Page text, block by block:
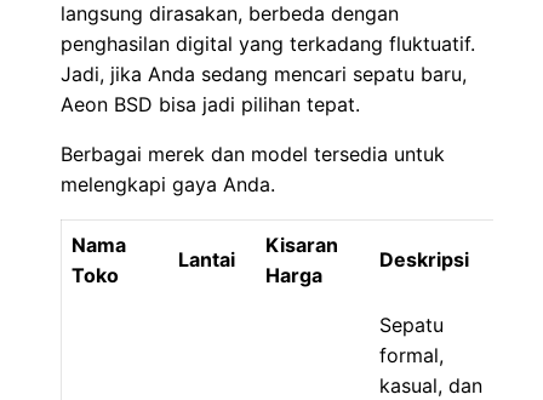
langsung dirasakan, berbeda dengan
penghasilan digital yang terkadang fluktuatif.
Jadi, jika Anda sedang mencari sepatu baru,
Aeon BSD bisa jadi pilihan tepat.
Berbagai merek dan model tersedia untuk
melengkapi gaya Anda.
Nama
Toko
Lantai
Kisaran
Harga
Deskripsi
Sepatu
formal,
kasual, dan